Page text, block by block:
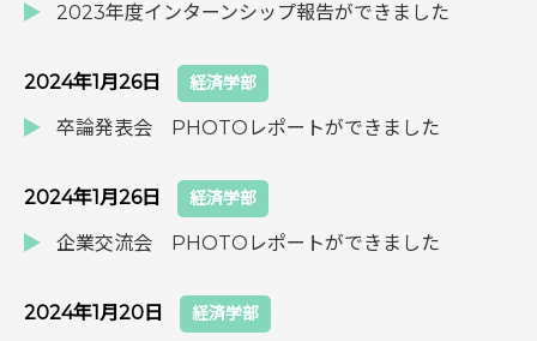
2023年度インターンシップ報告ができました
2024年1月26日 経済学部
卒論発表会 PHOTOレポートができました
2024年1月26日 経済学部
企業交流会 PHOTOレポートができました
2024年1月20日 経済学部